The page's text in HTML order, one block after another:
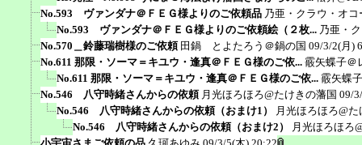
No.593 ヴァンダナ＠ＦＥＧ様よりのご依頼品 乃亜・クラウ・オ
No.593 ヴァンダナ＠ＦＥＧ様よりのご依頼絵（２枚... 乃亜・
No.570＿鈴藤瑞樹様のご依頼 田鍋 とよたろう＠鍋の国 09/3/2(月)
No.611 那限・ソーマ＝キユウ・逢真＠ＦＥＧ様のご依... 霰矢蝶子＠
No.611 那限・ソーマ＝キユウ・逢真＠ＦＥＧ様のご依... 霰矢蝶
No.546 八守時緒さんからの依頼 月光ほろほろ@たけきの藩国 09/
No.546 八守時緒さんからの依頼（おまけ1）
月光ほろほろ@
No.546 八守時緒さんからの依頼（おまけ2）
月光ほろほろ